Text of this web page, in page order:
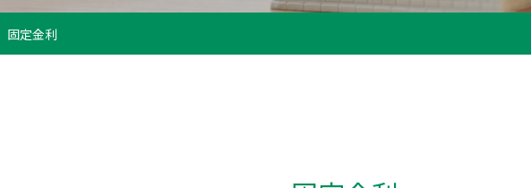
固定金利